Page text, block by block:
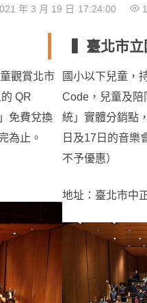
年 3 月 19 日 17:24:00
觀賞北市
QR
免費兌換
為止。
▍臺北市立
國小以下兒童，
Code，兒童及陪
統」實體分銷點
日及17日的音樂
不予優惠）
地址：臺北市中